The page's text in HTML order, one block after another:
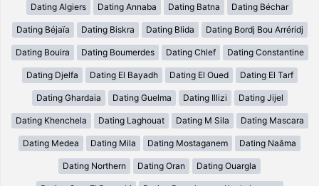
Dating Algiers Dating Annaba Dating Batna Dating Béchar
Dating Béjaïa Dating Biskra Dating Blida Dating Bordj Bou Arréridj
Dating Bouira Dating Boumerdes Dating Chlef Dating Constantine
Dating Djelfa Dating El Bayadh Dating El Oued Dating El Tarf
Dating Ghardaia Dating Guelma Dating Illizi Dating Jijel
Dating Khenchela Dating Laghouat Dating M Sila Dating Mascara
Dating Medea Dating Mila Dating Mostaganem Dating Naâma
Dating Northern Dating Oran Dating Ouargla